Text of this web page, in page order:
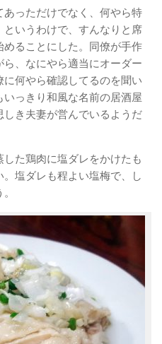
っただけでなく、何やら特
いうわけで、すんなりと席
ることにした。同僚が手作
、なにやら適当にオーダー
何やら確認してるのを聞い
っきり和風な名前の居酒屋
き夫妻が営んでいるようだ
た鶏肉に塩ダレをかけたも
塩ダレも程よい塩梅で、し